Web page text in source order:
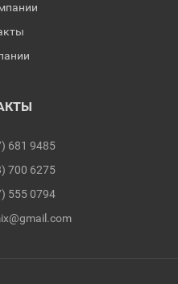
681 9485
700 6275
555 0794